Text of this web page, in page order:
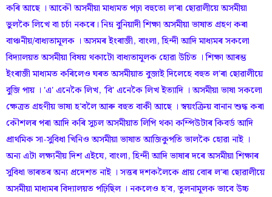
কৰি আছে । আকৌ অসমীয়া মাধ্যমত পঢ়া বহুতো ল'ৰা ছোৱালীয়ে অসমীয়া
ভুলকৈ লিখে বা চৰ্চা নকৰে। নিম্ন বুনিয়াদী শিক্ষা অসমীয়া ভাষাত গ্ৰহণ কৰা
বাঞ্চনীয়/বাধ্যতামূলক । অসমৰ ইংৰাজী, বাংলা, হিন্দী আদি মাধ্যমৰ সকলো
বিদ্যালয়ত অসমীয়া বিষয় থকাটো বাধ্যতামূলক হোৱা উচিত । শিক্ষা আৰম্ভ
ইংৰাজী মাধ্যমত কৰিলেও ঘৰত অসমীয়াত বুজাই দিলেহে বহুত ল'ৰা ছোৱালীয়ে
বুজি পায় । 'এ' এনেকৈ লিখ, 'বি' এনেকৈ লিখ ইত্যাদি । অসমীয়া ভাষা সকলো
ক্ষেত্ৰত গ্ৰহণীয় ভাষা হ'বলৈ আৰু বহুত বাকী আছে । স্বয়ংক্ৰিয় বানান শুদ্ধ কৰা
কৌশলৰ পৰা আদি কৰি সুচল অসমীয়াত লিপি থকা কম্পিউটাৰ কিবৰ্ড আদি
প্ৰাথমিক সা-সুবিধা খিনিও অসমীয়া ভাষাত আজিকুপতি ভালকৈ হোৱা নাই ।
অন্য এটা লক্ষ্যনীয় দিশ এইযে, বাংলা, হিন্দী আদি ভাষাৰ দৰে অসমীয়া শিক্ষাৰ
সুবিধা ভাৰতৰ অন্য প্ৰদেশত নাই । সত্তৰ দশকলৈকে প্ৰায় বোৰ ল'ৰা ছোৱালীয়ে
অসমীয়া মাধ্যমৰ বিদ্যালয়ত পঢ়িছিল । নকলেও হ'ব, তুলনামূলক ভাবে উচ্চ